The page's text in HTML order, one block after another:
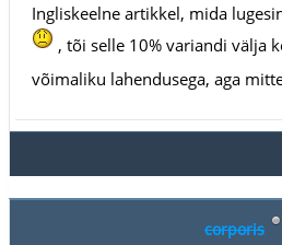
Ingliskeelne artikkel, mida
, tõi selle 10% variandi välja
võimaliku lahendusega, aga
corporis